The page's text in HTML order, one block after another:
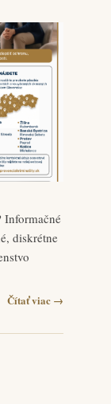
Informačné
diskrétne
Čítať viac →